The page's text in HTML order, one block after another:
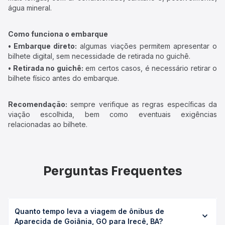
água mineral.
Como funciona o embarque
• Embarque direto: algumas viações permitem apresentar o
bilhete digital, sem necessidade de retirada no guichê.
• Retirada no guichê: em certos casos, é necessário retirar o
bilhete físico antes do embarque.
Recomendação: sempre verifique as regras específicas da
viação escolhida, bem como eventuais exigências
relacionadas ao bilhete.
Perguntas Frequentes
Quanto tempo leva a viagem de ônibus de
Aparecida de Goiânia, GO para Irecê, BA?